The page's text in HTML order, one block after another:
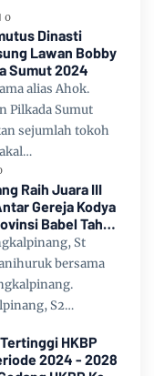
0
Dinasti
Lawan Bobby
Sumut 2024
alias Ahok.
Pilkada Sumut
sejumlah tokoh
Raih Juara III
Gereja Kodya
Babel Tahun
St
bersama
S2…
HKBP
2024 - 2028